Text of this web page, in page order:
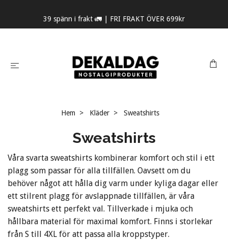
39 spänn i frakt 🚛 | FRI FRAKT ÖVER 699kr
Hem Kläder Sweatshirts
Sweatshirts
Våra svarta sweatshirts kombinerar komfort och stil i ett
plagg som passar för alla tillfällen. Oavsett om du
behöver något att hålla dig varm under kyliga dagar eller
ett stilrent plagg för avslappnade tillfällen, är våra
sweatshirts ett perfekt val. Tillverkade i mjuka och
hållbara material för maximal komfort. Finns i storlekar
från S till 4XL för att passa alla kroppstyper.